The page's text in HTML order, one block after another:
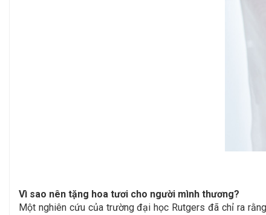
Vì sao nên tặng hoa tươi cho người mình thương?
Một nghiên cứu của trường đại học Rutgers đã chỉ ra